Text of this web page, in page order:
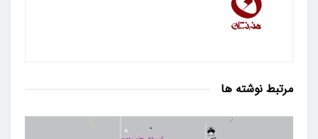
مرتبط نوشته ها